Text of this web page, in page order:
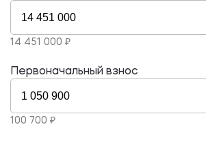
14 451 000 ₽
Первоначальный взнос
100 700 ₽